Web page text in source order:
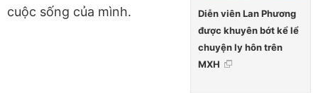
Diễn viên Lan Phương
được khuyên bớt kể lể
chuyện ly hôn trên
MXH
cuộc sống của mình.